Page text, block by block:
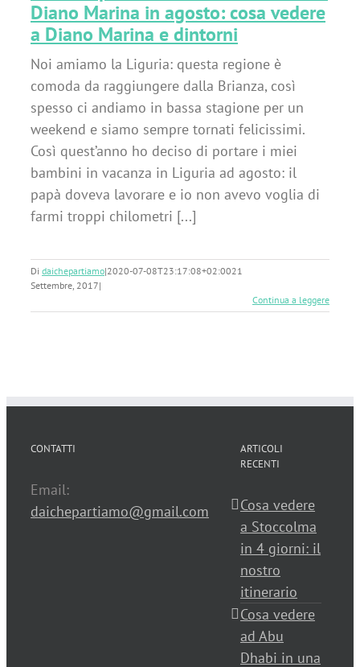
Diano Marina in agosto: cosa vedere
a Diano Marina e dintorni
Noi amiamo la Liguria: questa regione è
comoda da raggiungere dalla Brianza, così
spesso ci andiamo in bassa stagione per un
weekend e siamo sempre tornati felicissimi.
Così quest’anno ho deciso di portare i miei
bambini in vacanza in Liguria ad agosto: il
papà doveva lavorare e io non avevo voglia di
farmi troppi chilometri [...]
Di daichepartiamo|2020-07-08T23:17:08+02:0021
Settembre, 2017|
Continua a leggere
CONTATTI
Email:
daichepartiamo@gmail.com
ARTICOLI
RECENTI
Cosa vedere
a Stoccolma
in 4 giorni: il
nostro
itinerario
Cosa vedere
ad Abu
Dhabi in una